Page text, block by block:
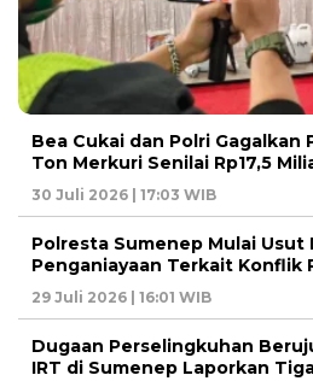
Bea Cukai dan Polri Gagalkan
Ton Merkuri Senilai Rp17,5
30 Juli 2026 | 17:03 WIB
Polresta Sumenep Mulai Usut
Penganiayaan Terkait Konflik
29 Juli 2026 | 16:01 WIB
Dugaan Perselingkuhan
IRT di Sumenep Laporkan